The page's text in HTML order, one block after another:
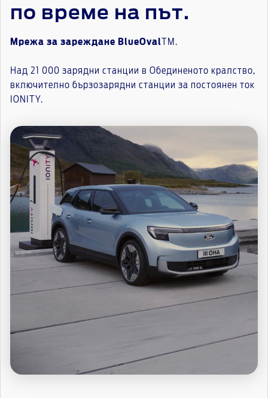
по време на път.
Мрежа за зареждане BlueOval TM.
Над 21 000 зарядни станции в Обединеното кралство,
включително бързозарядни станции за постоянен ток
IONITY.